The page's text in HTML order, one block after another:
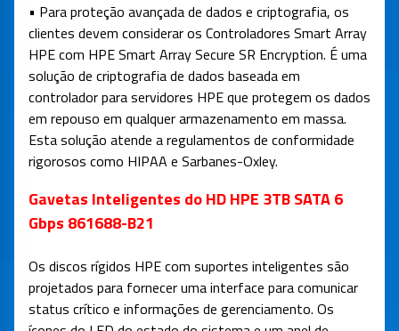
• Para proteção avançada de dados e criptografia, os
clientes devem considerar os Controladores Smart Array
HPE com HPE Smart Array Secure SR Encryption. É uma
solução de criptografia de dados baseada em
controlador para servidores HPE que protegem os dados
em repouso em qualquer armazenamento em massa.
Esta solução atende a regulamentos de conformidade
rigorosos como HIPAA e Sarbanes-Oxley.
Gavetas Inteligentes do HD HPE 3TB SATA 6
Gbps 861688-B21
Os discos rígidos HPE com suportes inteligentes são
projetados para fornecer uma interface para comunicar
status crítico e informações de gerenciamento. Os